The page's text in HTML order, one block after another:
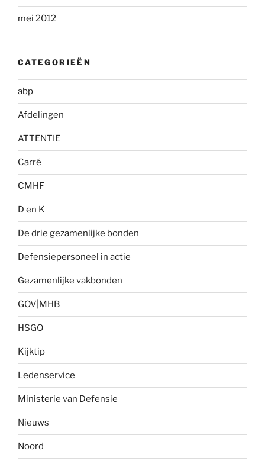
mei 2012
CATEGORIEËN
abp
Afdelingen
ATTENTIE
Carré
CMHF
D en K
De drie gezamenlijke bonden
Defensiepersoneel in actie
Gezamenlijke vakbonden
GOV|MHB
HSGO
Kijktip
Ledenservice
Ministerie van Defensie
Nieuws
Noord